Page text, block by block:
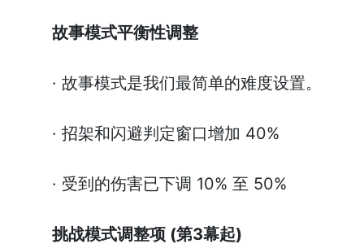
故事模式平衡性调整
· 故事模式是我们最简单的难度设置。
· 招架和闪避判定窗口增加 40%
· 受到的伤害已下调 10% 至 50%
挑战模式调整项 (第3幕起)